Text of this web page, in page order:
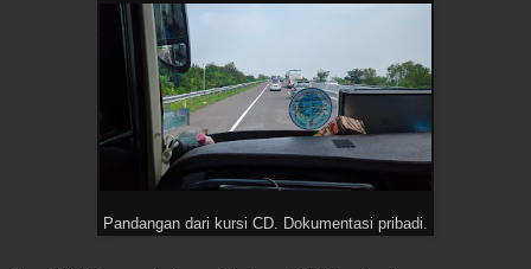
Pandangan dari kursi CD. Dokumentasi pribadi.